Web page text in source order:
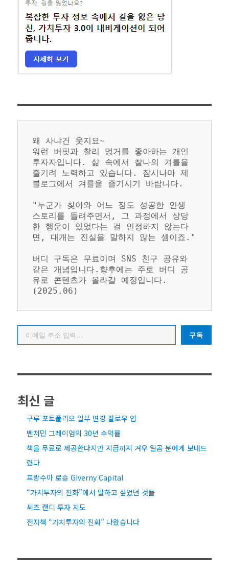
왜 사냐건 웃지요~
워런 버핏과 찰리 멍거를 좋아하는 개인
투자자입니다. 삶 속에서 찰나의 겨를을
즐기려 노력하고 있습니다. 잠시나마 제
블로그에서 겨를을 즐기시기 바랍니다.
"누군가 찾아와 어느 정도 성공한 인생
스토리를 들려주면서, 그 과정에서 상당
한 행운이 있었다는 걸 인정하지 않는다
면, 대개는 진실을 말하지 않는 셈이죠."
버디 구독은 무료이며 SNS 친구 공유와
같은 개념입니다.향후에는 주로 버디 공
유로 콘텐츠가 올라갈 예정입니다.
(2025.06)
이메일 주소 입력…
구독
최신 글
구루 포트폴리오 일부 변경 팔로우 업
벤저민 그레이엄의 30년 수익률
책을 무료로 제공한다지만 지금까지 겨우 일곱 분에게 보내드
렸다
프랑수아 로숑 Giverny Capital
“가치투자의 진화”에서 말하고 싶었던 것들
씨즈 캔디 투자 지도
전자책 “가치투자의 진화” 나왔습니다